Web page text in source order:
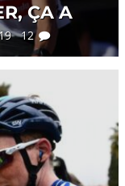
ÇA A
12